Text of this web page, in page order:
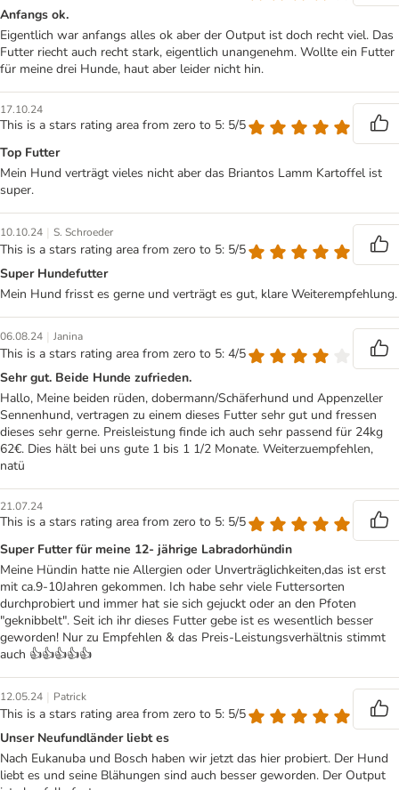
Anfangs ok.
Eigentlich war anfangs alles ok aber der Output ist doch recht viel. Das
Futter riecht auch recht stark, eigentlich unangenehm. Wollte ein Futter
für meine drei Hunde, haut aber leider nicht hin.
17.10.24
This is a stars rating area from zero to 5: 5/5
Top Futter
Mein Hund verträgt vieles nicht aber das Briantos Lamm Kartoffel ist
super.
10.10.24 | S. Schroeder
This is a stars rating area from zero to 5: 5/5
Super Hundefutter
Mein Hund frisst es gerne und verträgt es gut, klare Weiterempfehlung.
06.08.24 | Janina
This is a stars rating area from zero to 5: 4/5
Sehr gut. Beide Hunde zufrieden.
Hallo, Meine beiden rüden, dobermann/Schäferhund und Appenzeller
Sennenhund, vertragen zu einem dieses Futter sehr gut und fressen
dieses sehr gerne. Preisleistung finde ich auch sehr passend für 24kg
62€. Dies hält bei uns gute 1 bis 1 1/2 Monate. Weiterzuempfehlen,
natü
21.07.24
This is a stars rating area from zero to 5: 5/5
Super Futter für meine 12- jährige Labradorhündin
Meine Hündin hatte nie Allergien oder Unverträglichkeiten,das ist erst
mit ca.9-10Jahren gekommen. Ich habe sehr viele Futtersorten
durchprobiert und immer hat sie sich gejuckt oder an den Pfoten
"geknibbelt". Seit ich ihr dieses Futter gebe ist es wesentlich besser
geworden! Nur zu Empfehlen & das Preis-Leistungsverhältnis stimmt
auch 👍👍👍👍👍
12.05.24 | Patrick
This is a stars rating area from zero to 5: 5/5
Unser Neufundländer liebt es
Nach Eukanuba und Bosch haben wir jetzt das hier probiert. Der Hund
liebt es und seine Blähungen sind auch besser geworden. Der Output